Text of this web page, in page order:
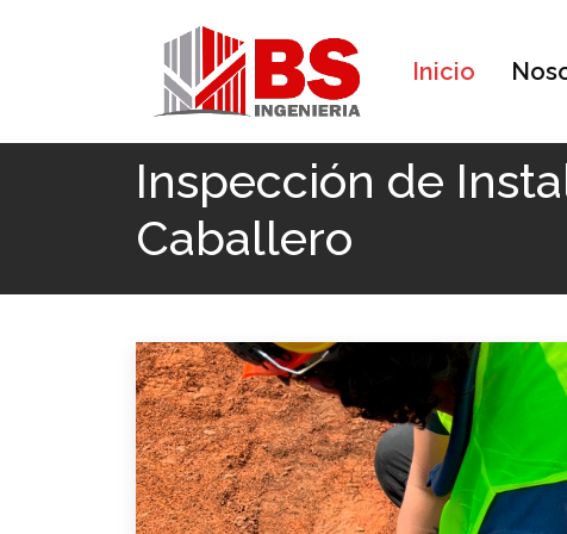
Inicio
Inspección de
Caballero